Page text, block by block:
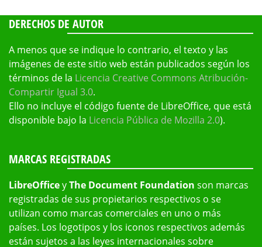
DERECHOS DE AUTOR
A menos que se indique lo contrario, el texto y las
imágenes de este sitio web están publicados según los
términos de la Licencia Creative Commons Atribución-
Compartir Igual 3.0.
Ello no incluye el código fuente de LibreOffice, que está
disponible bajo la Licencia Pública de Mozilla 2.0).
MARCAS REGISTRADAS
LibreOfficeyThe Document Foundation son marcas
registradas de sus propietarios respectivos o se
utilizan como marcas comerciales en uno o más
países. Los logotipos y los iconos respectivos además
están sujetos a las leyes internacionales sobre